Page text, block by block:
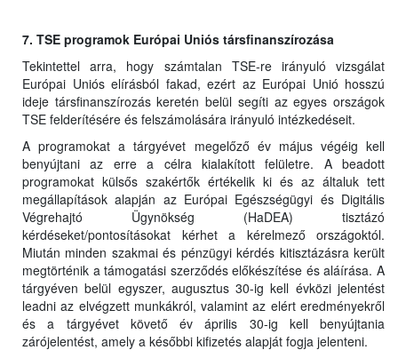
7. TSE programok Európai Uniós társfinanszírozása
Tekintettel arra, hogy számtalan TSE-re irányuló vizsgálat
Európai Uniós elírásból fakad, ezért az Európai Unió hosszú
ideje társfinanszírozás keretén belül segíti az egyes országok
TSE felderítésére és felszámolására irányuló intézkedéseit.
A programokat a tárgyévet megelőző év május végéig kell
benyújtani az erre a célra kialakított felületre. A beadott
programokat külsős szakértők értékelik ki és az általuk tett
megállapítások alapján az Európai Egészségügyi és Digitális
Végrehajtó Ügynökség (HaDEA) tisztázó
kérdéseket/pontosításokat kérhet a kérelmező országoktól.
Miután minden szakmai és pénzügyi kérdés kitisztázásra került
megtörténik a támogatási szerződés előkészítése és aláírása. A
tárgyéven belül egyszer, augusztus 30-ig kell évközi jelentést
leadni az elvégzett munkákról, valamint az elért eredményekről
és a tárgyévet követő év április 30-ig kell benyújtania
zárójelentést, amely a későbbi kifizetés alapját fogja jelenteni.